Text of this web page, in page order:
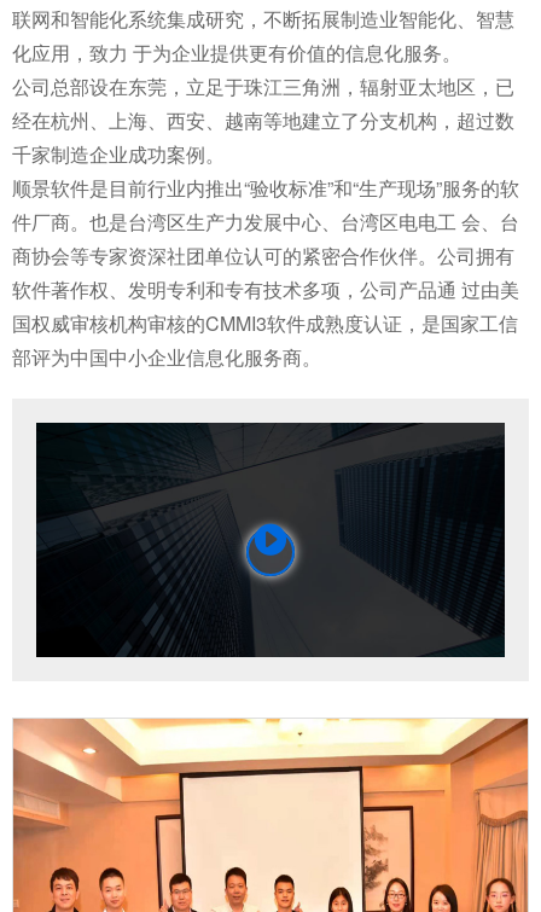
联网和智能化系统集成研究，不断拓展制造业智能化、智慧
化应用，致力 于为企业提供更有价值的信息化服务。
公司总部设在东莞，立足于珠江三角洲，辐射亚太地区，已
经在杭州、上海、西安、越南等地建立了分支机构，超过数
千家制造企业成功案例。
顺景软件是目前行业内推出“验收标准”和“生产现场”服务的软
件厂商。也是台湾区生产力发展中心、台湾区电电工 会、台
商协会等专家资深社团单位认可的紧密合作伙伴。公司拥有
软件著作权、发明专利和专有技术多项，公司产品通 过由美
国权威审核机构审核的CMMI3软件成熟度认证，是国家工信
部评为中国中小企业信息化服务商。
